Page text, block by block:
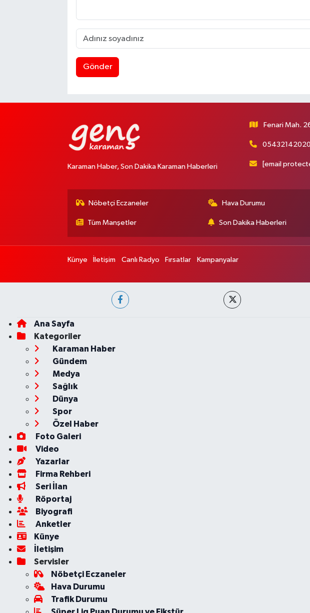
Gönder
Karaman Haber, Son Dakika Karaman Haberleri
Fenari Mah.
05432142020
[email
Nöbetçi Eczaneler Hava Durumu
Tüm Manşetler Son Dakika Haberleri
Künye İletişim Canlı Radyo Fırsatlar Kampanyalar
Ana Sayfa
Kategoriler
Karaman Haber
Gündem
Medya
Sağlık
Dünya
Spor
Özel Haber
Foto Galeri
Video
Yazarlar
Firma Rehberi
Seri İlan
Röportaj
Biyografi
Anketler
Künye
İletişim
Servisler
Nöbetçi Eczaneler
Hava Durumu
Trafik Durumu